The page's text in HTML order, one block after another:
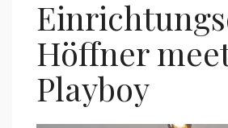
Höffner
Playboy